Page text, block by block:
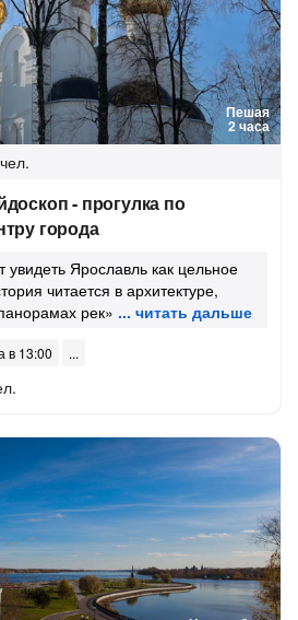
Пешая
2 часа
- прогулка по
города
увидеть Ярославль как цельное
читается в архитектуре,
рек»
в 13:00